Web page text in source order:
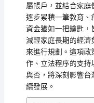
屬帳戶，並結合家庭
逐步累積一筆教育、
資金猶如一把鑰匙，
減輕家庭長期的經濟
來進行規劃。這項
作、立法程序的支持
與否，將深刻影響台
續發展。